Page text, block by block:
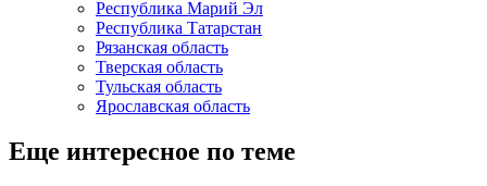
Республика Марий Эл
Республика Татарстан
Рязанская область
Тверская область
Тульская область
Ярославская область
Еще интересное по теме